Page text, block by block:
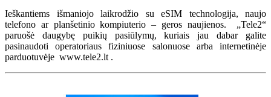
Ieškantiems išmaniojo laikrodžio su eSIM technologija, naujo
telefono ar planšetinio kompiuterio – geros naujienos. „Tele2“
paruošė daugybę puikių pasiūlymų, kuriais jau dabar galite
pasinaudoti operatoriaus fiziniuose salonuose arba internetinėje
parduotuvėje www.tele2.lt .